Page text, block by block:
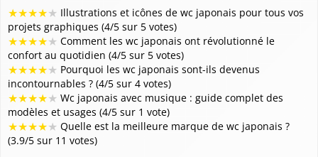
★★★★★ Illustrations et icônes de wc japonais pour tous vos
projets graphiques (4/5 sur 5 votes)
★★★★★ Comment les wc japonais ont révolutionné le
confort au quotidien (4/5 sur 5 votes)
★★★★★ Pourquoi les wc japonais sont-ils devenus
incontournables ? (4/5 sur 4 votes)
★★★★★ Wc japonais avec musique : guide complet des
modèles et usages (4/5 sur 1 vote)
★★★★★ Quelle est la meilleure marque de wc japonais ?
(3.9/5 sur 11 votes)